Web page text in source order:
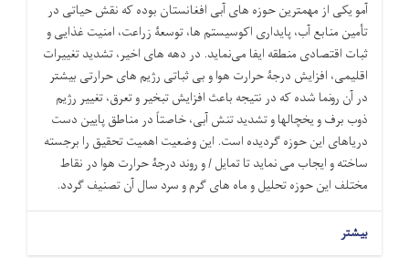
آمو یکی از مهمترین حوزه های آبی افغانستان بوده که نقش حیاتی در
تأمین منابع آب، پایداری اکوسیستم‌ ها، توسعۀ زراعت، امنیت غذایی و
ثبات اقتصادی منطقه ایفا می‌نماید. در دهه ‌های اخیر، تشدید تغییرات
اقلیمی، افزایش درجۀ حرارت هوا و بی ‌ثباتی رژیم های حرارتی بیشتر
در آن رونما شده که در نتیجه باعث افزایش تبخیر و تعرق، تغییر رژیم
ذوب برف و یخچالها و تشدید تنش آبی، خاصتاً در مناطق پایین دست
دریاهای این حوزه گردیده است. این وضعیت اهمیت تحقیق را برجسته
ساخته و ایجاب می نماید تا تمایل / و روند درجۀ حرارت هوا در نقاط
مختلف این حوزه تحلیل و ماه های گرم و سرد سال آن تصنیف گردد.
بیشتر